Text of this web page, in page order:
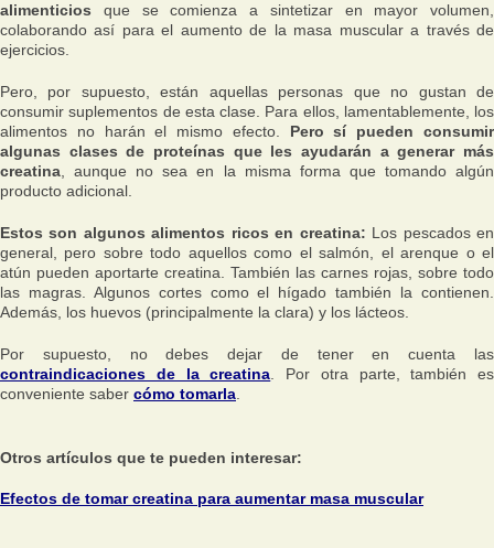
alimenticios que se comienza a sintetizar en mayor volumen,
colaborando así para el aumento de la masa muscular a través de
ejercicios.
Pero, por supuesto, están aquellas personas que no gustan de
consumir suplementos de esta clase. Para ellos, lamentablemente, los
alimentos no harán el mismo efecto.
Pero sí pueden consumir
algunas clases de proteínas que les ayudarán a generar más
creatina , aunque no sea en la misma forma que tomando algún
producto adicional.
Estos son algunos alimentos ricos en creatina: Los pescados en
general, pero sobre todo aquellos como el salmón, el arenque o el
atún pueden aportarte creatina. También las carnes rojas, sobre todo
las magras. Algunos cortes como el hígado también la contienen.
Además, los huevos (principalmente la clara) y los lácteos.
Por supuesto, no debes dejar de tener en cuenta las
contraindicaciones de la creatina . Por otra parte, también es
conveniente saber cómo tomarla
Otros artículos que te pueden interesar:
Efectos de tomar creatina para aumentar masa muscular